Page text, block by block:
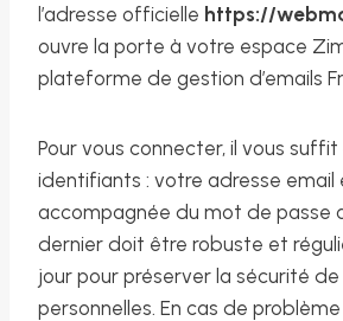
l’adresse officielle https://
ouvre la porte à votre espace
plateforme de gestion d’emails
Pour vous connecter, il vous
identifiants : votre adresse email
accompagnée du mot de passe
dernier doit être robuste et
jour pour préserver la sécurité
personnelles. En cas de